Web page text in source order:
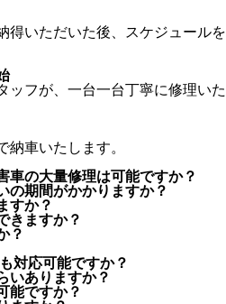
得いただいた後、スケジュールを
ッフが、一台一台丁寧に修理いた
納車いたします。
車の大量修理は可能ですか？
の期間がかかりますか？
すか？
きますか？
？
対応可能ですか？
いありますか？
能ですか？